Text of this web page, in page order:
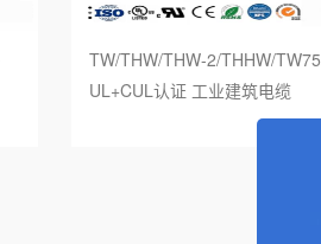
TW/THW/THW-2/THHW/
UL+CUL认证 工业建筑电缆